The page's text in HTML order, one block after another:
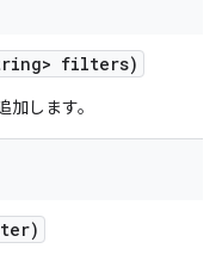
filters)
加します。